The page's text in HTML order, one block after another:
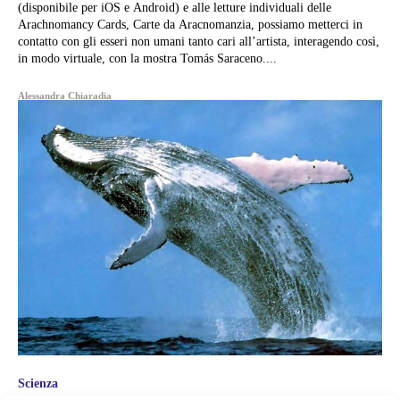
(disponibile per iOS e Android) e alle letture individuali delle
Arachnomancy Cards, Carte da Aracnomanzia, possiamo metterci in
contatto con gli esseri non umani tanto cari all’artista, interagendo così,
in modo virtuale, con la mostra Tomás Saraceno....
Alessandra Chiaradia
Scienza